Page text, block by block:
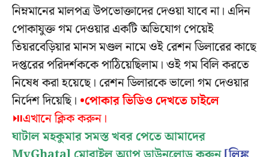
নিম্নমানের মালপত্র উপভোক্তাদের দেওয়া যাবে না। এদিন
পোকাযুক্ত গম দেওয়ার একটি অভিযোগ পেয়েই
তিয়রবেড়িয়ার মানস মণ্ডল নামে ওই রেশন ডিলারের কাছে
দপ্তরের পরিদর্শককে পাঠিয়েছিলাম। ওই গম বিলি করতে
নিষেধ করা হয়েছে। রেশন ডিলারকে ভালো গম দেওয়ার
নির্দেশ দিয়েছি। •পোকার ভিডিও দেখতে চাইলে
⏯️এখানে ক্লিক করুন।
ঘাটাল মহকুমার সমস্ত খবর পেতে আমাদের